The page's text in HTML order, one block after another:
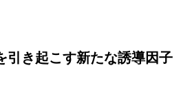
引き起こす新たな誘導因子